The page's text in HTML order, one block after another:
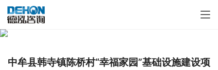
中牟县韩寺镇陈桥村“幸福家园”基础设施建设项